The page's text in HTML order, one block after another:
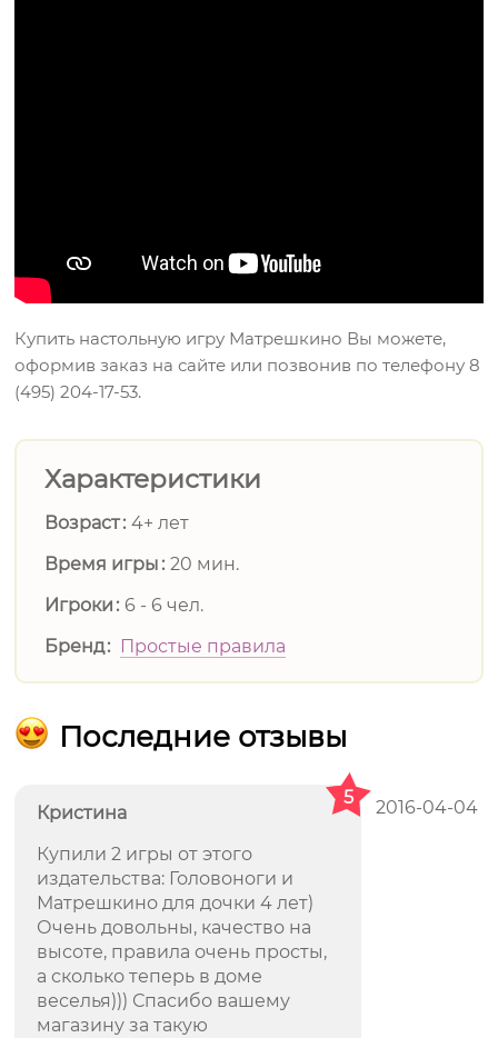
Купить настольную игру Матрешкино Вы можете,
оформив заказ на сайте или позвонив по телефону 8
(495) 204-17-53.
Характеристики
Возраст 4+ лет
Время игры 20 мин.
Игроки
6 - 6 чел.
Бренд
Простые правила
Последние отзывы
Кристина 2016-04-04
5
Купили 2 игры от этого
издательства: Головоноги и
Матрешкино для дочки 4 лет)
Очень довольны, качество на
высоте, правила очень просты,
а сколько теперь в доме
веселья))) Спасибо вашему
магазину за такую